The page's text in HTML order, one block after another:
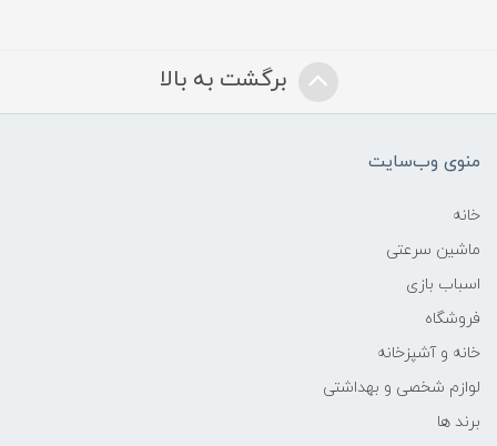
برگشت به بالا
منوی وب‌سایت
خانه
ماشین سرعتی
اسباب بازی
فروشگاه
خانه و آشپزخانه
لوازم شخصی و بهداشتی
برند ها